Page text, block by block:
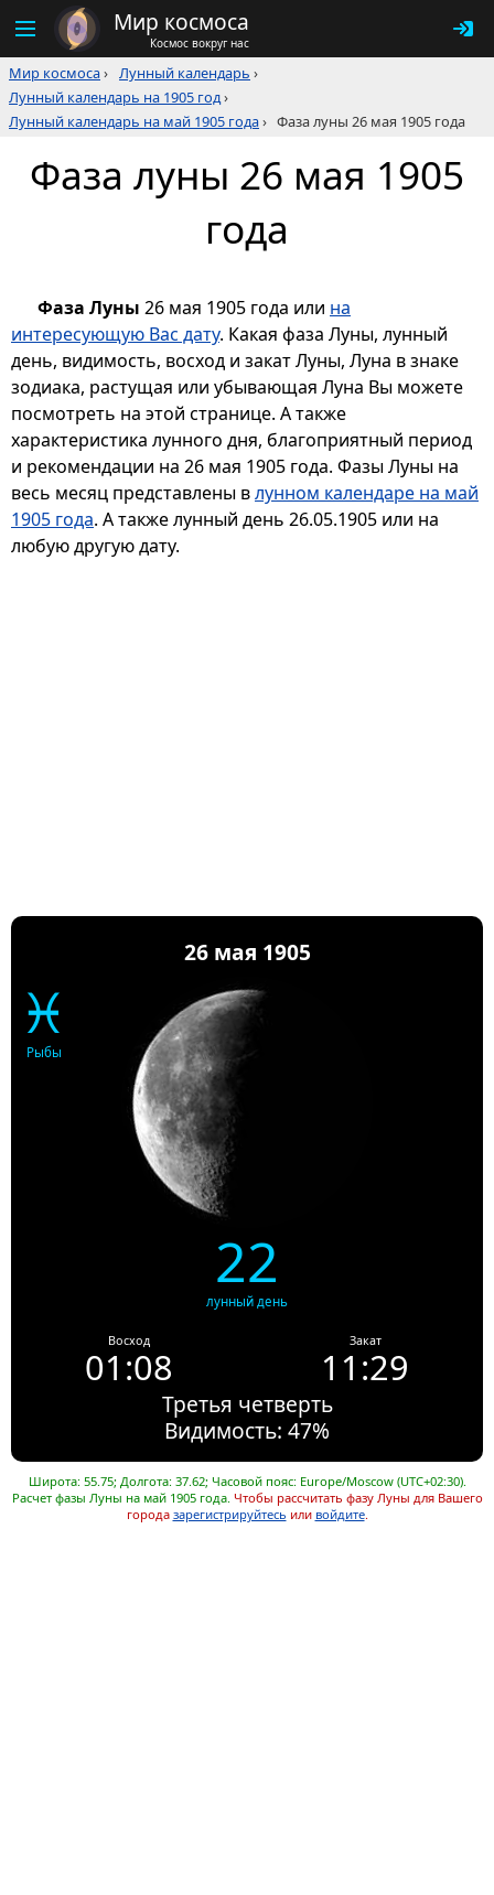
Мир космоса
Космос вокруг нас
Мир космоса› Лунный календарь ›
Лунный календарь на 1905 год›
Лунный календарь на май 1905 года› Фаза луны 26 мая 1905 года
Фаза луны 26 мая 1905
года
Фаза Луны 26 мая 1905 года или на
интересующую Вас дату. Какая фаза Луны, лунный
день, видимость, восход и закат Луны, Луна в знаке
зодиака, растущая или убывающая Луна Вы можете
посмотреть на этой странице. А также
характеристика лунного дня, благоприятный период
и рекомендации на 26 мая 1905 года. Фазы Луны на
весь месяц представлены влунном календаре на май
1905 года. А также лунный день 26.05.1905 или на
любую другую дату.
26 мая 1905
♓
Рыбы
22
лунный день
Восход
01:08
Закат
11:29
Третья четверть
Видимость: 47%
Широта: 55.75; Долгота: 37.62; Часовой пояс: Europe/Moscow (UTC+02:30).
Расчет фазы Луны на май 1905 года. Чтобы рассчитать фазу Луны для Вашего
города зарегистрируйтесь или войдите.